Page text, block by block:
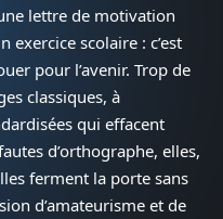
lettre de motivation
exercice scolaire : c’est
pour l’avenir. Trop de
classiques, à
qui effacent
d’orthographe, elles,
ferment la porte sans
d’amateurisme et de